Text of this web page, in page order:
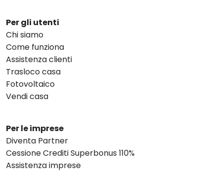
Per gli utenti
Chi siamo
Come funziona
Assistenza clienti
Trasloco casa
Fotovoltaico
Vendi casa
Per le imprese
Diventa Partner
Cessione Crediti Superbonus 110%
Assistenza imprese